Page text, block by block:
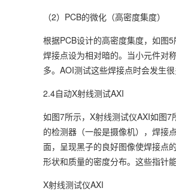
（2）PCB的微化（高密度集度）
根据PCB设计的高密度集度，如图
焊接点设为相对暗的。当小元件对
多。AOI测试这些焊接点时会发生很
2.4自动X射线测试AXI
如图7所示，X射线测试仪AXI如图
的检测器（一般是摄像机），焊接
面，呈现黑子的良好图像使焊接点
形状和质量的密度分布。这些指针
X射线测试仪AXI